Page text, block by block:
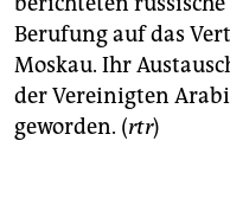
Berufung auf das
Moskau. Ihr
der Vereinigten
geworden. (rtr)